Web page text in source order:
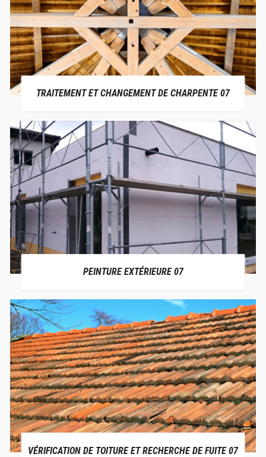
TRAITEMENT ET CHANGEMENT DE CHARPENTE 07
PEINTURE EXTÉRIEURE 07
VÉRIFICATION DE TOITURE ET RECHERCHE DE FUITE 07